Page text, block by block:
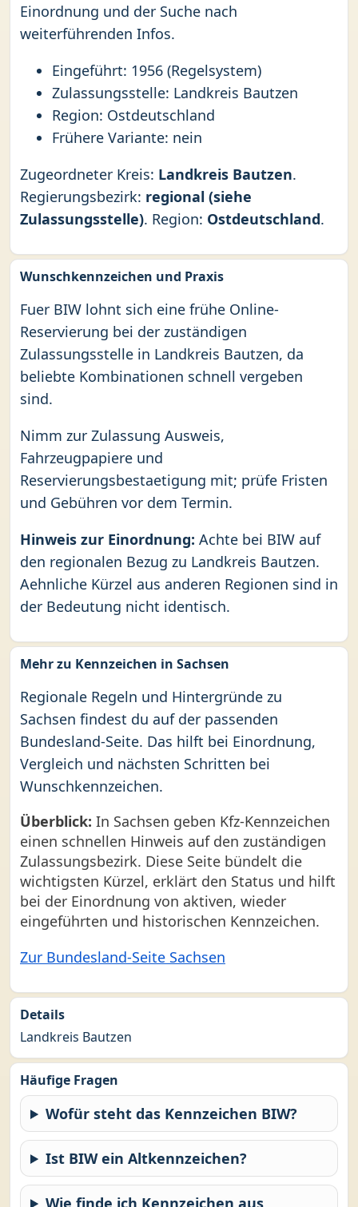
Einordnung und der Suche nach
weiterführenden Infos.
Eingeführt: 1956 (Regelsystem)
Zulassungsstelle: Landkreis Bautzen
Region: Ostdeutschland
Frühere Variante: nein
Zugeordneter Kreis: Landkreis Bautzen.
Regierungsbezirk: regional (siehe
Zulassungsstelle). Region: Ostdeutschland.
Wunschkennzeichen und Praxis
Fuer BIW lohnt sich eine frühe Online-
Reservierung bei der zuständigen
Zulassungsstelle in Landkreis Bautzen, da
beliebte Kombinationen schnell vergeben
sind.
Nimm zur Zulassung Ausweis,
Fahrzeugpapiere und
Reservierungsbestaetigung mit; prüfe Fristen
und Gebühren vor dem Termin.
Hinweis zur Einordnung: Achte bei BIW auf
den regionalen Bezug zu Landkreis Bautzen.
Aehnliche Kürzel aus anderen Regionen sind in
der Bedeutung nicht identisch.
Mehr zu Kennzeichen in Sachsen
Regionale Regeln und Hintergründe zu
Sachsen findest du auf der passenden
Bundesland-Seite. Das hilft bei Einordnung,
Vergleich und nächsten Schritten bei
Wunschkennzeichen.
Überblick: In Sachsen geben Kfz-Kennzeichen
einen schnellen Hinweis auf den zuständigen
Zulassungsbezirk. Diese Seite bündelt die
wichtigsten Kürzel, erklärt den Status und hilft
bei der Einordnung von aktiven, wieder
eingeführten und historischen Kennzeichen.
Zur Bundesland-Seite Sachsen
Details
Landkreis Bautzen
Häufige Fragen
Wofür steht das Kennzeichen BIW?
Ist BIW ein Altkennzeichen?
Wie finde ich Kennzeichen aus